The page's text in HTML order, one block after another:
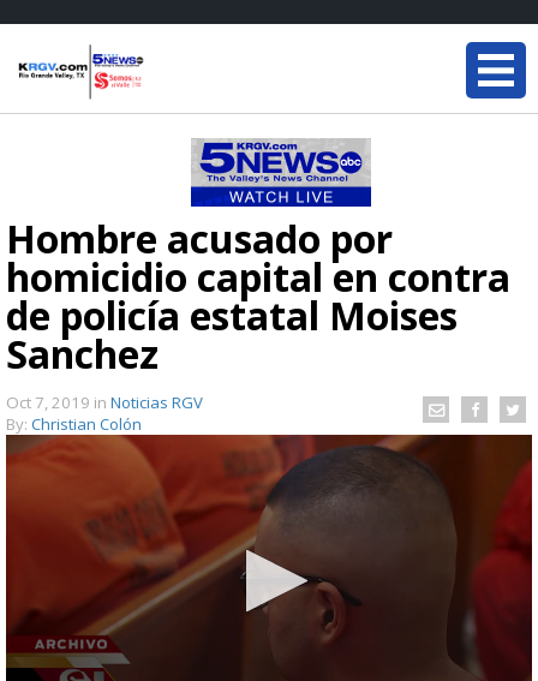
Hombre acusado por
homicidio capital en contra
de policía estatal Moises
Sanchez
Oct 7, 2019 in Noticias RGV
By: Christian Colón